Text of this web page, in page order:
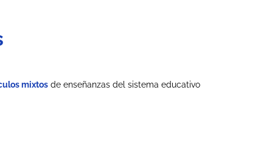
mixtos de enseñanzas del sistema educativo